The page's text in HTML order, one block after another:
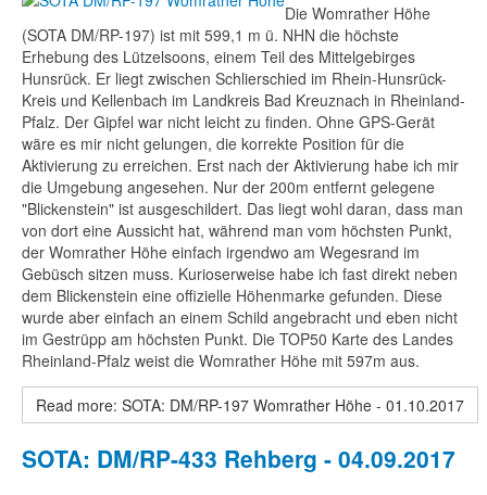
Die Womrather Höhe
(SOTA DM/RP-197) ist mit 599,1 m ü. NHN die höchste
Erhebung des Lützelsoons, einem Teil des Mittelgebirges
Hunsrück. Er liegt zwischen Schlierschied im Rhein-Hunsrück-
Kreis und Kellenbach im Landkreis Bad Kreuznach in Rheinland-
Pfalz. Der Gipfel war nicht leicht zu finden. Ohne GPS-Gerät
wäre es mir nicht gelungen, die korrekte Position für die
Aktivierung zu erreichen. Erst nach der Aktivierung habe ich mir
die Umgebung angesehen. Nur der 200m entfernt gelegene
"Blickenstein" ist ausgeschildert. Das liegt wohl daran, dass man
von dort eine Aussicht hat, während man vom höchsten Punkt,
der Womrather Höhe einfach irgendwo am Wegesrand im
Gebüsch sitzen muss. Kurioserweise habe ich fast direkt neben
dem Blickenstein eine offizielle Höhenmarke gefunden. Diese
wurde aber einfach an einem Schild angebracht und eben nicht
im Gestrüpp am höchsten Punkt. Die TOP50 Karte des Landes
Rheinland-Pfalz weist die Womrather Höhe mit 597m aus.
Read more: SOTA: DM/RP-197 Womrather Höhe - 01.10.2017
SOTA: DM/RP-433 Rehberg - 04.09.2017